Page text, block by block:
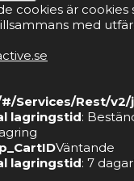
cookies är
med
Services/Rest/
lagringstid:
Väntande
lagringstid: 7 dagar